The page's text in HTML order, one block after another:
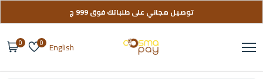
توصيل مجاني على طلباتك فوق 999 ج
تواصل معانا لو عندك أي استفسار
English
0
0